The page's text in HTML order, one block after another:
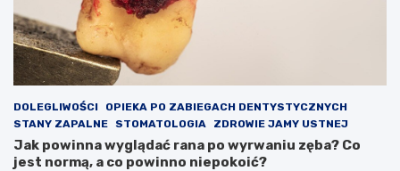
DOLEGLIWOŚCI
OPIEKA PO ZABIEGACH DENTYSTYCZNYCH
STANY ZAPALNE
STOMATOLOGIA ZDROWIE JAMY USTNEJ
Jak powinna wyglądać rana po wyrwaniu zęba? Co
jest normą, a co powinno niepokoić?